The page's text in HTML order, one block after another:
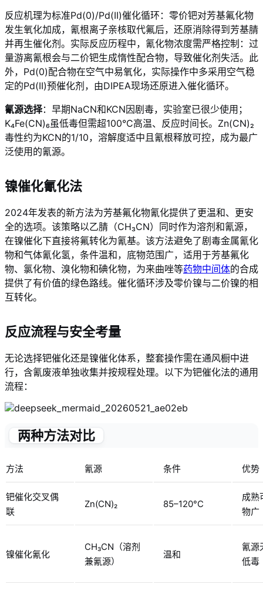
反应机理为标准Pd(0)/Pd(II)催化循环：零价钯对芳基氟化物
发生氧化加成，氰根离子亲核取代氟后，还原消除得到芳基腈
并再生催化剂。实际反应历程中，氰化物浓度需严格控制：过
量游离氰根会与二价钯生成惰性配合物，导致催化剂失活。此
外，Pd(0)配合物在空气中易氧化，实际操作中多采用空气稳
定的Pd(II)预催化剂，由DIPEA现场还原进入催化循环。
氰源选择：早期NaCN和KCN因剧毒，实验室已很少使用；
K₄Fe(CN)₆虽低毒但需超100°C高温、反应时间长。Zn(CN)₂
毒性约为KCN的1/10，溶解度适中且氰根释放可控，成为最广
泛使用的氰源。
镍催化氰化法
2024年发表的新方法为芳基氟化物氰化提供了更温和、更安
全的选项。该策略以乙腈（CH₃CN）同时作为溶剂和氰源，
在镍催化下直接将氟转化为氰基。该方法避免了剧毒金属氰化
物和气体氰化氢，条件温和，底物范围广，适用于芳基氟化
物、氯化物、溴化物和碘化物，为来曲唑等药物中间体的合成
提供了有价值的绿色路线。催化循环涉及零价镍与二价镍的相
互转化。
反应流程与安全考量
无论选择钯催化还是镍催化体系，整套操作需在通风橱中进
行，含氰废液单独收集并按规程处理。以下为钯催化法的通用
流程：
两种方法对比
方法 氰源 条件 优势
钯催化交叉偶
联
Zn(CN)₂ 85–120°C
成熟
物广
镍催化氰化
CH₃CN（溶剂
兼氰源）
温和
氰源
低毒